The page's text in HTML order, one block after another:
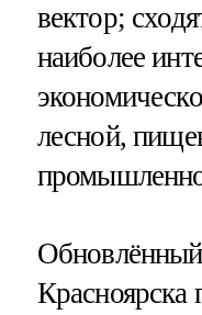
вектор;
наиболее
лесной,
Красноярска